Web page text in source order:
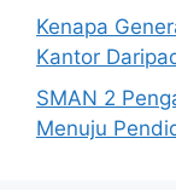
Kenapa
Kantor
SMAN 2
Menuju